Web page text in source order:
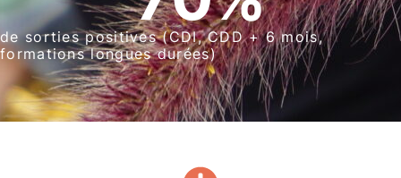
de sorties positives (CDI, CDD + 6 mois,
formations longues durées)